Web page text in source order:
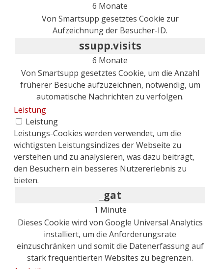
6 Monate
Von Smartsupp gesetztes Cookie zur
Aufzeichnung der Besucher-ID.
ssupp.visits
6 Monate
Von Smartsupp gesetztes Cookie, um die Anzahl
früherer Besuche aufzuzeichnen, notwendig, um
automatische Nachrichten zu verfolgen.
Leistung
Leistung
Leistungs-Cookies werden verwendet, um die
wichtigsten Leistungsindizes der Webseite zu
verstehen und zu analysieren, was dazu beiträgt,
den Besuchern ein besseres Nutzererlebnis zu
bieten.
_gat
1 Minute
Dieses Cookie wird von Google Universal Analytics
installiert, um die Anforderungsrate
einzuschränken und somit die Datenerfassung auf
stark frequentierten Websites zu begrenzen.